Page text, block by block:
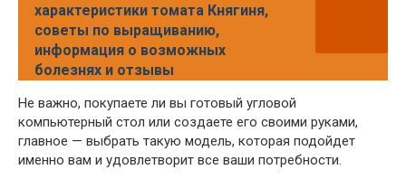
характеристики томата Княгиня,
советы по выращиванию,
информация о возможных
болезнях и отзывы
Не важно, покупаете ли вы готовый угловой
компьютерный стол или создаете его своими руками,
главное — выбрать такую модель, которая подойдет
именно вам и удовлетворит все ваши потребности.